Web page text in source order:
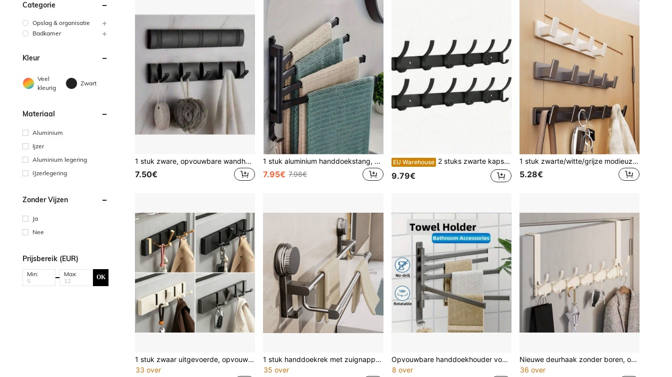
Categorie
Opslag & organisatie
Badkamer
Kleur
Veel
kleurig
Zwart
Materiaal
Aluminium
Ijzer
Aluminium legering
IJzerlegering
Zonder Vijzen
Ja
Nee
Prijsbereik (EUR)
Min: Max: OK
1 stuk zware, opvouwbare wandhaak organizer - 2/3/4/5/6/7/8 stuks zwarte en zwart-gouden haken - Duurzaam en ruimtebesparend | Multifunctioneel opbergrek voor jassen, handdoeken, sleutels en poetsdoeken | Eenvoudig te installeren in de badkamer, achter een deur of in een kledingkast. Badkameropbergrek, kledinghanger, sleutelhouder, woondecoratie
7.50€
1 stuk aluminium handdoekstang, 180° draaibare handdoekhouder met haak voor de douche in de badkamer, verkrijgbaar met 1/2/3/4/5 stangen om aan diverse gezinsbehoeften te voldoen, handdoekhouder voor wandmontage, grote capaciteit, sterke handdoekhanger, badkameraccessoire, badkameropbergruimte, handdoekrek voor de badkamer, opvouwbaar, installatie zonder boren, geschikt voor wastafels, toiletten en badkamers, eenvoudig en praktisch.
7.95€ 7.98€
EU Warehouse 2 stuks zwarte kapstokken met 6 haken voor wandmontage, stevige ophanghaken voor kleding, hoeden en tassen in de hal.
9.79€
1 stuk zwarte/witte/grijze modieuze vierkante wandhaak - 3/4/5/6 haken beschikbaar, afgerond ontwerp om te voorkomen dat kleding en andere spullen blijven haken, haakbord van aluminiumlegering met dikke ABS-haken, sterk draagvermogen, multifunctioneel haakrek: badkamer (handdoeken/kleding) | hal (sleutels/diversen) | achter de deur (hangers) | slaapkamer
5.28€
1 stuk zwaar uitgevoerde, opvouwbare, crèmekleurige aluminium haakrek - opties voor 3/4/5/6/7/8 haken, brede en dikke haken voor zware lasten, 75° naar boven gekanteld ontwerp voorkomt dat kleding en spullen wegglijden, multifunctioneel haakrek: badkamer (handdoeken/kleding) | hal (sleutels/diverse spullen) | achterdeur (kledinghanger) | slaapkamer (opbergrek) | keuken (doekjes/bestek), 2 installatiemethoden: boren zonder lijm of boren met schroeven
33 over
1 stuk handdoekrek met zuignappen en dubbele stang, verspringend ontwerp, verstelbare maat 30/40/50/60 cm | Perfect voor elk gezin, grijs, boorvrij handdoekrek voor de badkamer, verspringende dubbele stangen (goede ventilatie), dubbel gebruik: handdoek- en slippersrek, beschadigvrije wandmontage – herbruikbaar, badkamer, handdoekhouder, handdoekrek, badkameropbergrek.
35 over
Opvouwbare handdoekhouder voor in de badkamer, installatie zonder boren, geschikt voor wastafels, toiletten en badkamers, eenvoudig en praktisch
8 over
Nieuwe deurhaak zonder boren, ophangrek voor over de deur, extra lange kledinghanger voor aan de deur, onmisbaar voor het ophangen van kleding. Ideaal voor opbergruimte in de slaapkamer.
36 over